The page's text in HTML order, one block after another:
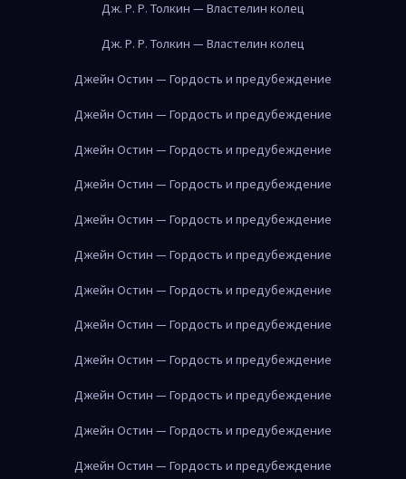
Дж. Р. Р. Толкин — Властелин колец
Дж. Р. Р. Толкин — Властелин колец
Джейн Остин — Гордость и предубеждение
Джейн Остин — Гордость и предубеждение
Джейн Остин — Гордость и предубеждение
Джейн Остин — Гордость и предубеждение
Джейн Остин — Гордость и предубеждение
Джейн Остин — Гордость и предубеждение
Джейн Остин — Гордость и предубеждение
Джейн Остин — Гордость и предубеждение
Джейн Остин — Гордость и предубеждение
Джейн Остин — Гордость и предубеждение
Джейн Остин — Гордость и предубеждение
Джейн Остин — Гордость и предубеждение